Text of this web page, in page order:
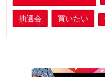
抽選会 買いたい